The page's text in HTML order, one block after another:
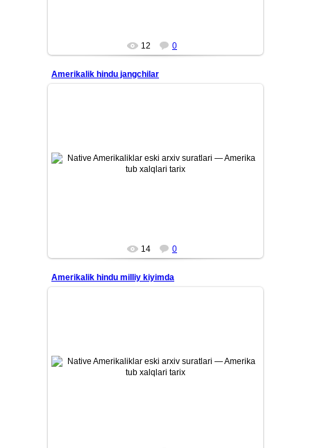
12 0
Amerikalik hindu jangchilar
Amerika tub aholisi — Native Amerikaliklarning eski tarixiy
arxiv suratlari. Qadimiy qabilalar, ularning madaniyati, ...
14 0
Amerikalik hindu milliy kiyimda
Amerika tub aholisi — Native Amerikaliklarning eski tarixiy
arxiv suratlari. Qadimiy qabilalar, ularning madaniyati, ...